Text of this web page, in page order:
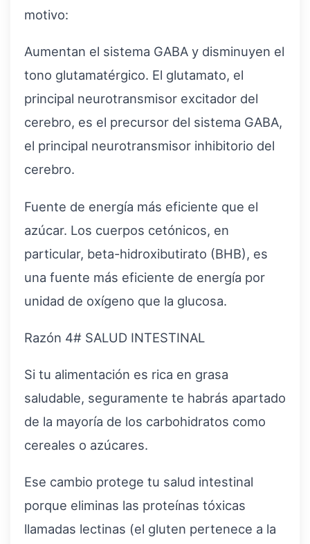
motivo:
Aumentan el sistema GABA y disminuyen el
tono glutamatérgico. El glutamato, el
principal neurotransmisor excitador del
cerebro, es el precursor del sistema GABA,
el principal neurotransmisor inhibitorio del
cerebro.
Fuente de energía más eficiente que el
azúcar. Los cuerpos cetónicos, en
particular, beta-hidroxibutirato (BHB), es
una fuente más eficiente de energía por
unidad de oxígeno que la glucosa.
Razón 4# SALUD INTESTINAL
Si tu alimentación es rica en grasa
saludable, seguramente te habrás apartado
de la mayoría de los carbohidratos como
cereales o azúcares.
Ese cambio protege tu salud intestinal
porque eliminas las proteínas tóxicas
llamadas lectinas (el gluten pertenece a la